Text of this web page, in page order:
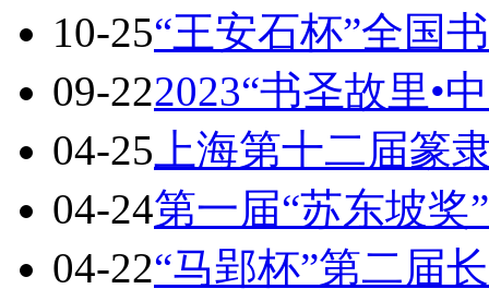
10-25“王安石杯”全国
09-222023“书圣故里•
04-25 上海第十二届篆
04-24第一届“苏东坡
04-22“马郢杯”第二届